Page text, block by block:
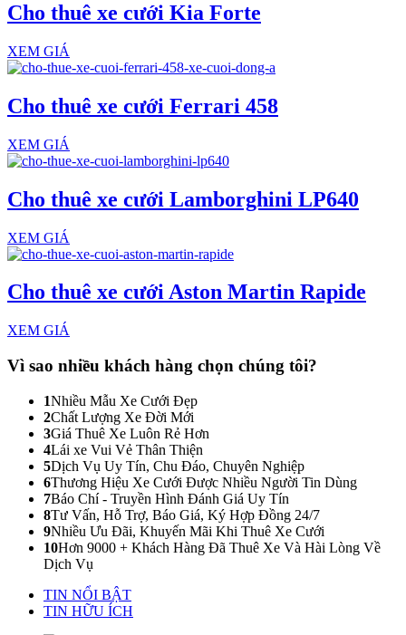
Cho thuê xe cưới Kia Forte
XEM GIÁ
Cho thuê xe cưới Ferrari 458
XEM GIÁ
Cho thuê xe cưới Lamborghini LP640
XEM GIÁ
Cho thuê xe cưới Aston Martin Rapide
XEM GIÁ
Vì sao nhiều khách hàng chọn chúng tôi?
1Nhiều Mẫu Xe Cưới Đẹp
2Chất Lượng Xe Đời Mới
3Giá Thuê Xe Luôn Rẻ Hơn
4Lái xe Vui Vẻ Thân Thiện
5Dịch Vụ Uy Tín, Chu Đáo, Chuyên Nghiệp
6Thương Hiệu Xe Cưới Được Nhiều Người Tin Dùng
7Báo Chí - Truyền Hình Đánh Giá Uy Tín
8Tư Vấn, Hỗ Trợ, Báo Giá, Ký Hợp Đồng 24/7
9Nhiều Ưu Đãi, Khuyến Mãi Khi Thuê Xe Cưới
10Hơn 9000 + Khách Hàng Đã Thuê Xe Và Hài Lòng Về
Dịch Vụ
TIN NỔI BẬT
TIN HỮU ÍCH